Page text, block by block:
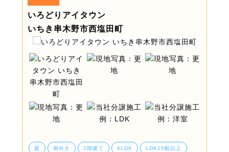
いろどりアイタウン
いちき串木野市西塩田町
庭 南向き 2階建て 4LDK LDK15帖以上